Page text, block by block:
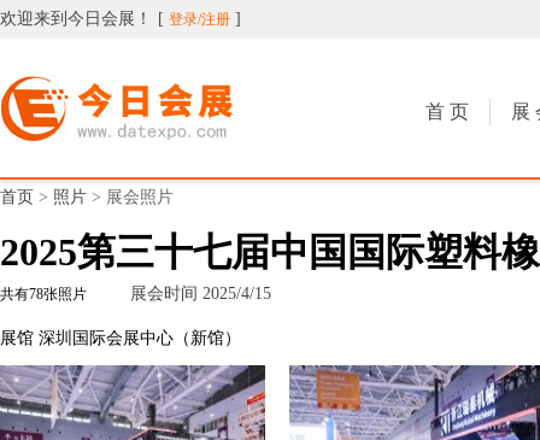
欢迎来到今日会展！ [ 登录/注册 ]
今日会展
首 页 展
首页 > 照片 > 展会照片
2025第三十七届中国国际塑料
共有78张照片 展会时间 2025/4/15
展馆 深圳国际会展中心（新馆）